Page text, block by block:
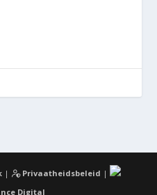
| Privaatheidsbeleid |
Digital